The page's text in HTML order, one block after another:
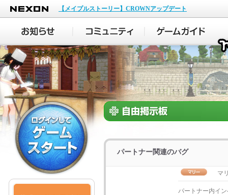
NEXON
【メイプルストーリー】CROWNアップデート
パートナー関連のバグ
マ
パートナー内イ